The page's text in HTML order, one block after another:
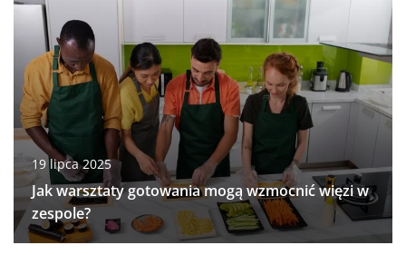
19 lipca 2025
Jak warsztaty gotowania mogą wzmocnić więzi w
zespole?